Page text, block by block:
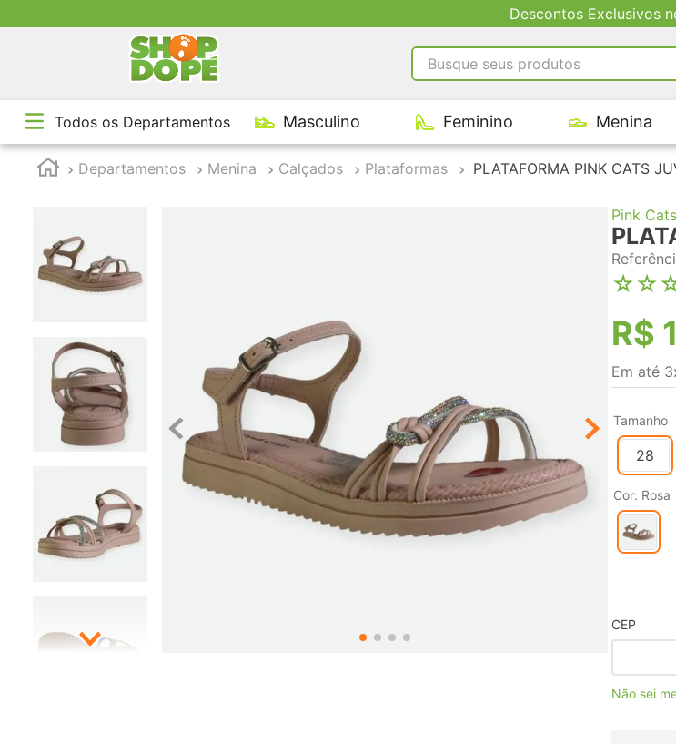
Entregas via Barco para
Busque seus produtos
Todos os Departamentos Masculino Feminino Menina
Departamentos Menina Calçados Plataformas PLATAFORMA PINK CATS
Pink Cats
☆☆
R$
Em até 3
Tamanho
28
Cor: Rosa
CEP
Não sei
TERMOS MAIS BUSCADOS
tênis masculino
º
tenis feminino